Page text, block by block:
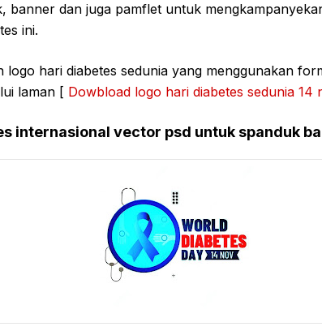
banner dan juga pamflet untuk
ini.
logo hari diabetes sedunia yang menggunakan
laman [ Dowbload logo hari diabetes sedunia 14
internasional vector psd untuk spanduk